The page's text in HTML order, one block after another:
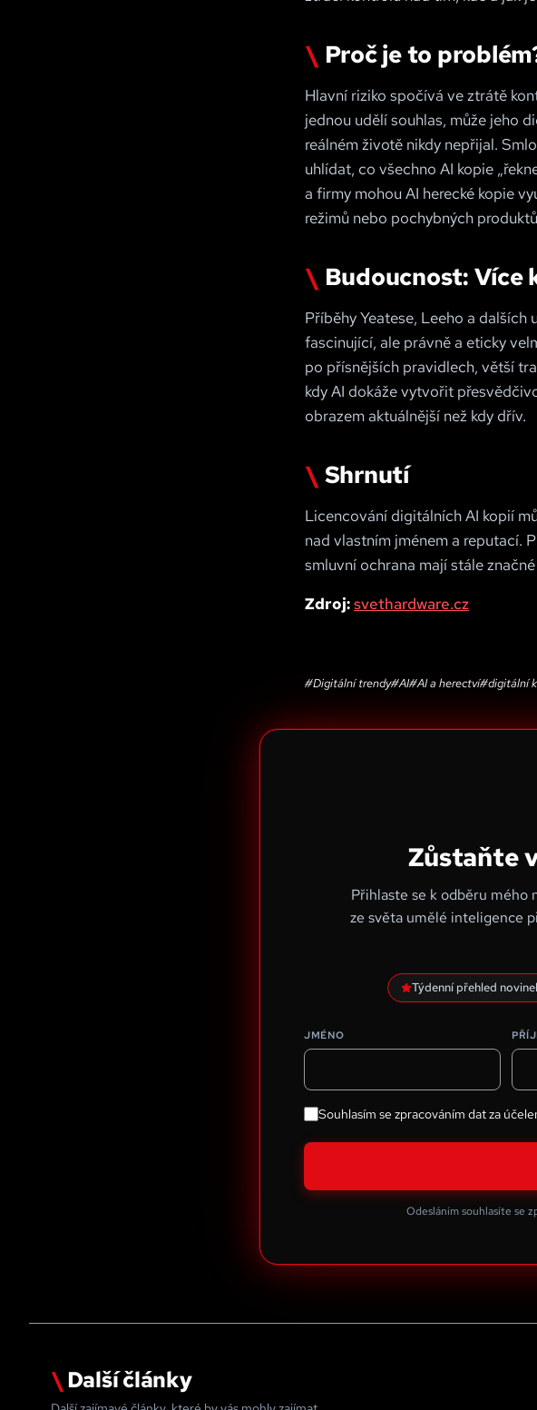
Proč je to
Hlavní riziko spočívá ve ztrátě
jednou udělí souhlas, může jeho
reálném životě nikdy nepřijal.
uhlídat, co všechno AI kopie
a firmy mohou AI herecké kopie
režimů nebo pochybných
Budoucnost: Více
Příběhy Yeatese, Leeho a
fascinující, ale právně a eticky
po přísnějších pravidlech, větší
kdy AI dokáže vytvořit
obrazem aktuálnější než kdy dřív.
Shrnutí
Licencování digitálních AI kopií
nad vlastním jménem a reputací.
smluvní ochrana mají stále
Zdroj:svethardware.cz
#Digitální trendy#AI#AI a herectví#digitální
Zůstaňte
Přihlaste se k odběru mého
ze světa umělé inteligence
Týdenní přehled
JMÉNO
Souhlasím se zpracováním dat za
Odesláním souhlasíte se
\ Další články